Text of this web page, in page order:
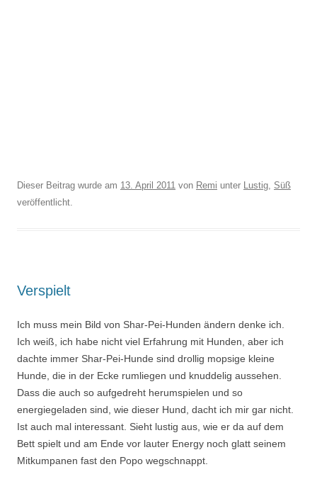
Dieser Beitrag wurde am 13. April 2011 von Remi unter Lustig, Süß
veröffentlicht.
Verspielt
Ich muss mein Bild von Shar-Pei-Hunden ändern denke ich.
Ich weiß, ich habe nicht viel Erfahrung mit Hunden, aber ich
dachte immer Shar-Pei-Hunde sind drollig mopsige kleine
Hunde, die in der Ecke rumliegen und knuddelig aussehen.
Dass die auch so aufgedreht herumspielen und so
energiegeladen sind, wie dieser Hund, dacht ich mir gar nicht.
Ist auch mal interessant. Sieht lustig aus, wie er da auf dem
Bett spielt und am Ende vor lauter Energy noch glatt seinem
Mitkumpanen fast den Popo wegschnappt.